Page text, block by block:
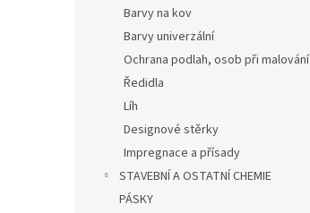
Barvy na kov
Barvy univerzální
Ochrana podlah, osob při malování
Ředidla
Líh
Designové stěrky
Impregnace a přísady
STAVEBNÍ A OSTATNÍ CHEMIE
PÁSKY